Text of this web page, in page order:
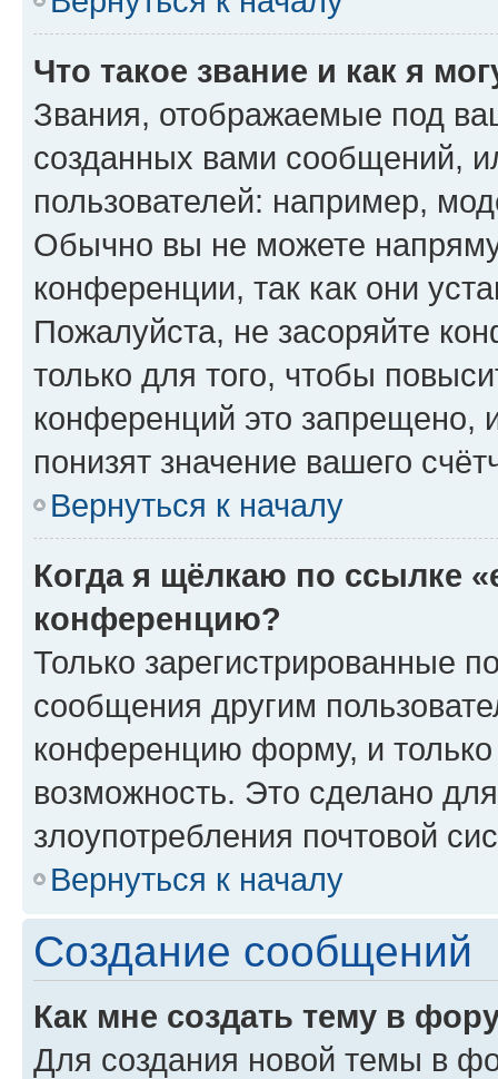
Что такое звание и как я
Звания, отображаемые под
созданных вами сообщений,
пользователей: например,
Обычно вы не можете
конференции, так как они
Пожалуйста, не засоряйте
только для того, чтобы
конференций это запрещено,
понизят значение вашего
Вернуться к началу
Когда я щёлкаю по ссылке
конференцию?
Только зарегистрированные
сообщения другим
конференцию форму, и
возможность. Это сделано
злоупотребления почтовой
Вернуться к началу
Создание сообщений
Как мне создать тему в
Для создания новой темы в